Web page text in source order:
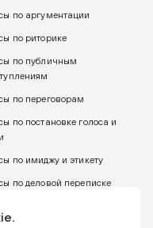
по аргументации
по риторике
по публичным
по переговорам
по постановке голоса и
по имиджу и этикету
по деловой переписке